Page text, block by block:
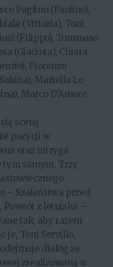
Paglino (Paolino),
(Vittoria), Toni
(Filippo), Tommaso
(Giacinta), Chiara
Fiorenzo
Mariella Lo
Marco D’Amore
sceną
pozycji w
oraz intryga
tym samym. Trzy
– Szaleństwa przed
Powrót z letniska –
tak, aby razem
je, Toni Servillo,
dialog ze
zrealizowaną w